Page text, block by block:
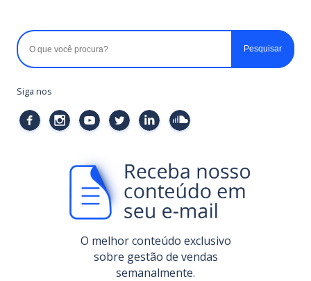
das empresas…
Siga nos
O melhor conteúdo exclusivo
sobre gestão de vendas
semanalmente.